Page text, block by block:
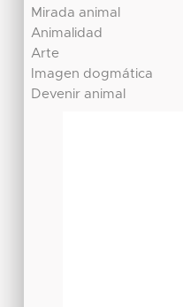
Mirada animal
Animalidad
Arte
Imagen dogmática
Devenir animal